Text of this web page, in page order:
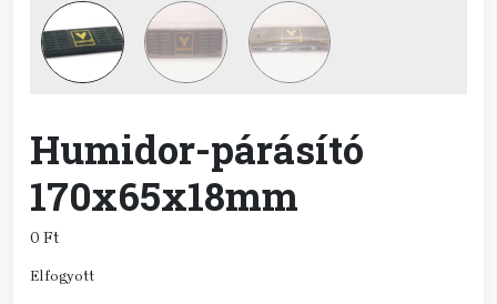
Humidor-párásító
170x65x18mm
0 Ft
Elfogyott